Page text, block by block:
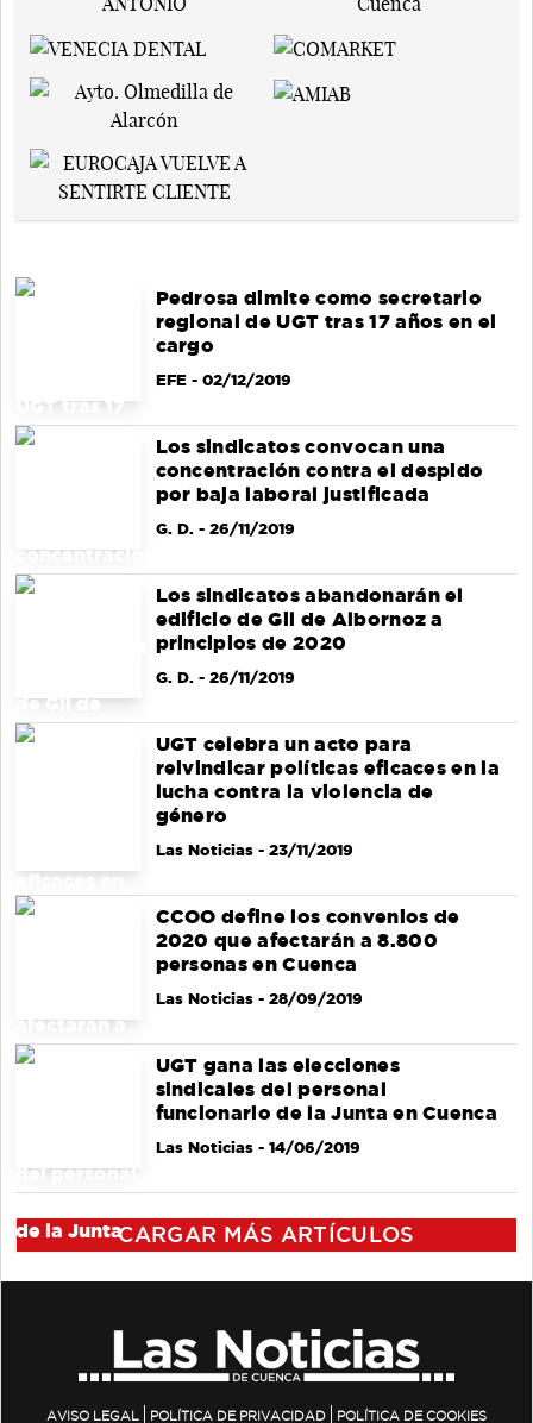
Pedrosa dimite como secretario
regional de UGT tras 17 años en el
cargo
EFE- 02/12/2019
Los sindicatos convocan una
concentración contra el despido
por baja laboral justificada
G. D.- 26/11/2019
Los sindicatos abandonarán el
edificio de Gil de Albornoz a
principios de 2020
G. D.- 26/11/2019
UGT celebra un acto para
reivindicar políticas eficaces en la
lucha contra la violencia de
género
Las Noticias- 23/11/2019
CCOO define los convenios de
2020 que afectarán a 8.800
personas en Cuenca
Las Noticias- 28/09/2019
UGT gana las elecciones
sindicales del personal
funcionario de la Junta en Cuenca
Las Noticias- 14/06/2019
CARGAR MÁS ARTÍCULOS
AVISO LEGAL POLÍTICA DE PRIVACIDAD POLÍTICA DE COOKIES